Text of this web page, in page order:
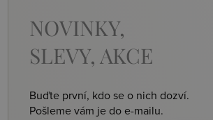
NOVINKY,
SLEVY, AKCE
Buďte první, kdo se o nich dozví.
Pošleme vám je do e-mailu.